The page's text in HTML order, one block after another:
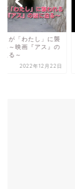
COME
」がソニック・
ヘッジホッグと...
2022年8月14日